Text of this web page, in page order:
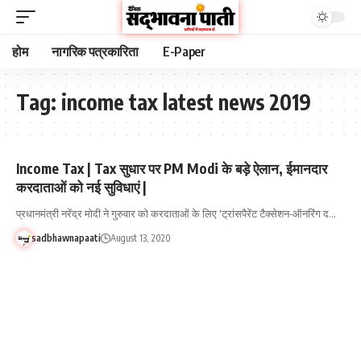
होम नागरिक पत्रकारिता E-Paper
Tag: income tax latest news 2019
Income Tax | Tax सुधार पर PM Modi के बड़े ऐलान, ईमानदार
करदाताओं को नई सुविधाएं |
प्रधानमंत्री नरेंद्र मोदी ने गुरुवार को करदाताओं के लिए 'ट्रांसपैरेंट टैक्सेशन-ऑनरिंग द…
sadbhawnapaati August 13, 2020